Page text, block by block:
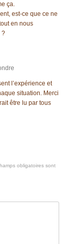
ça.
est-ce que ce ne
en nous
?
l’expérience et
situation. Merci
être lu par tous
obligatoires sont